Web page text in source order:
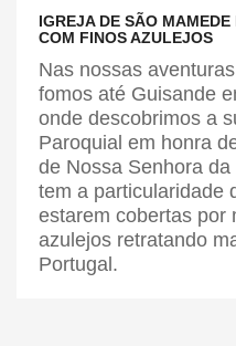
IGREJA DE SÃO
COM FINOS AZULEJOS
Nas nossas
fomos até Guisande
onde descobrimos a
Paroquial em honra
de Nossa Senhora
tem a particularidade
estarem cobertas por
azulejos retratando
Portugal.